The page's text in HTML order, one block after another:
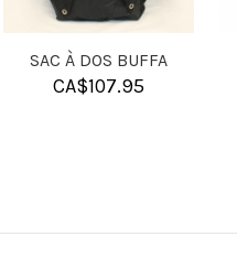
GRAVURE AU LASER
IMAGE